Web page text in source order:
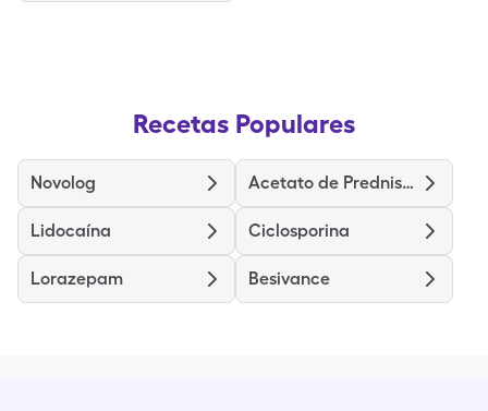
Recetas Populares
Novolog Acetato de Prednisolona
Lidocaína Ciclosporina
Lorazepam Besivance